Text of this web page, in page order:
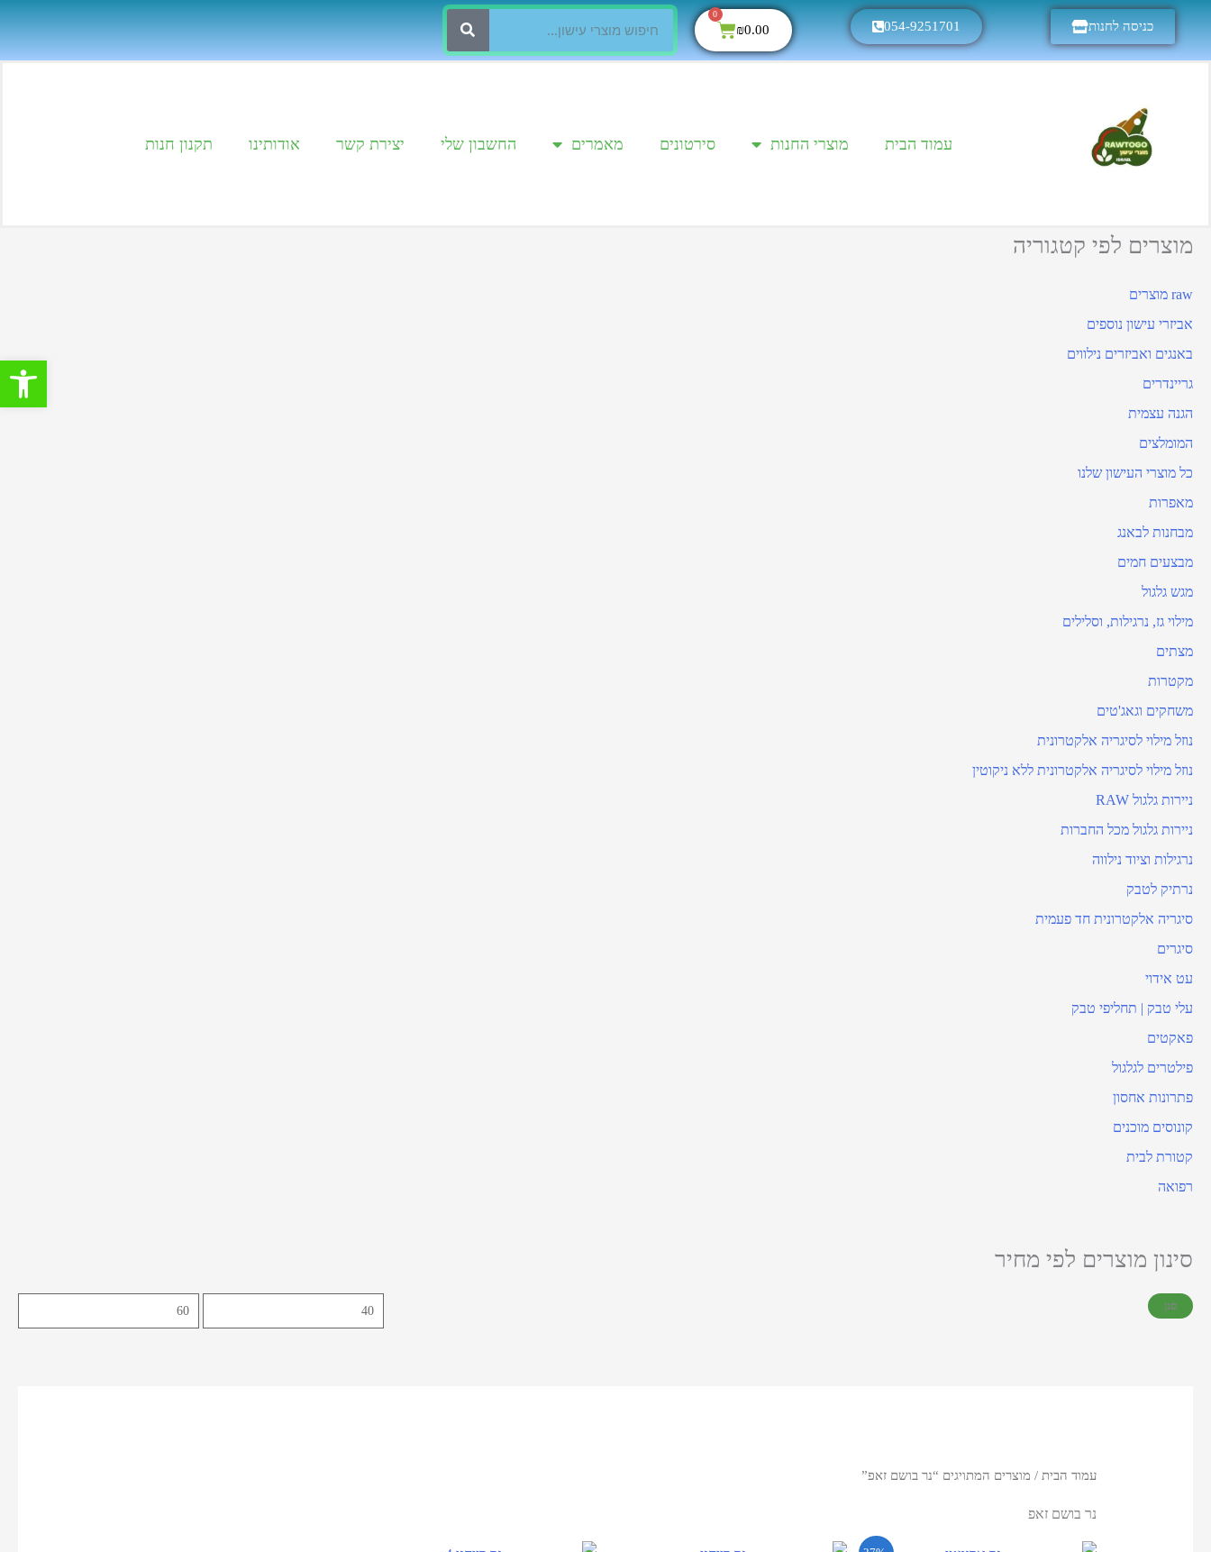
פתח
כניסה לחנות 054-9251701
₪0.00
0
עמוד הבית מוצרי החנות סירטונים מאמרים החשבון שלי יצירת קשר אודותינו תקנון חנות
מוצרים לפי קטגוריה
raw מוצרים
אביזרי עישון נוספים
באנגים ואביזרים נילווים
גריינדרים
הגנה עצמית
המומלצים
כל מוצרי העישון שלנו
מאפרות
מבחנות לבאנג
מבצעים חמים
מגש גלגול
מילוי גז, נרגילות, וסלילים
מצתים
מקטרות
משחקים וגאג'טים
נוזל מילוי לסיגריה אלקטרונית
נוזל מילוי לסיגריה אלקטרונית ללא ניקוטין
ניירות גלגול RAW
ניירות גלגול מכל החברות
נרגילות וציוד נילווה
נרתיק לטבק
סיגריה אלקטרונית חד פעמית
סיגרים
עט אידוי
עלי טבק | תחליפי טבק
פאקטים
פילטרים לגלגול
פתרונות אחסון
קונוסים מוכנים
קטורת לבית
רפואה
סינון מוצרים לפי מחיר
סנן
עמוד הבית / מוצרים המתויגים “נר בושם זאפ”
נר בושם זאפ